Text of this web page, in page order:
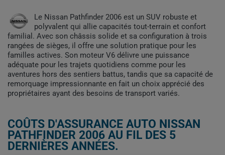
Le Nissan Pathfinder 2006 est un SUV robuste et
polyvalent qui allie capacités tout-terrain et confort
familial. Avec son châssis solide et sa configuration à trois
rangées de sièges, il offre une solution pratique pour les
familles actives. Son moteur V6 délivre une puissance
adéquate pour les trajets quotidiens comme pour les
aventures hors des sentiers battus, tandis que sa capacité de
remorquage impressionnante en fait un choix apprécié des
propriétaires ayant des besoins de transport variés.
COÛTS D'ASSURANCE AUTO NISSAN
PATHFINDER 2006 AU FIL DES 5
DERNIÈRES ANNÉES.